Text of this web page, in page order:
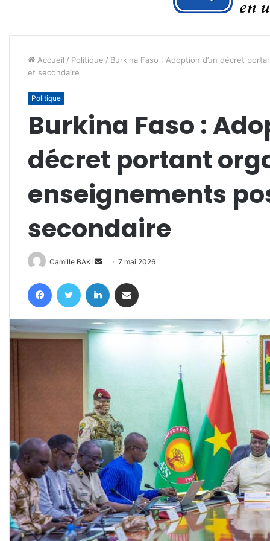
Accueil / Politique / Burkina Faso : Adoption d’un décret
et secondaire
Politique
Burkina Faso :
décret portant
enseignements
secondaire
Camille BAKI
Envoyer
courriel
7 mai 2026
FacebookTwitter Linkedin